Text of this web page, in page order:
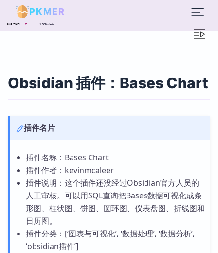
PKMER
目录 概述
Obsidian 插件：Bases Chart
插件名片
插件名称：Bases Chart
插件作者：kevinmcaleer
插件说明：这个插件还没经过Obsidian官方人员的
人工审核。可以用SQL查询把Bases数据可视化成条
形图、柱状图、饼图、圆环图、仪表盘图、折线图和
日历图。
插件分类：[‘图表与可视化’, ‘数据处理’, ‘数据分析’,
‘obsidian插件’]